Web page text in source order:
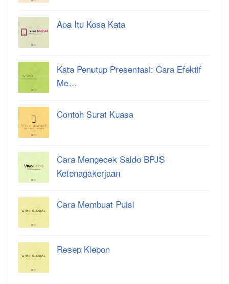
Apa Itu Kosa Kata
Kata Penutup Presentasi: Cara Efektif
Me…
Contoh Surat Kuasa
Cara Mengecek Saldo BPJS
Ketenagakerjaan
Cara Membuat Puisi
Resep Klepon